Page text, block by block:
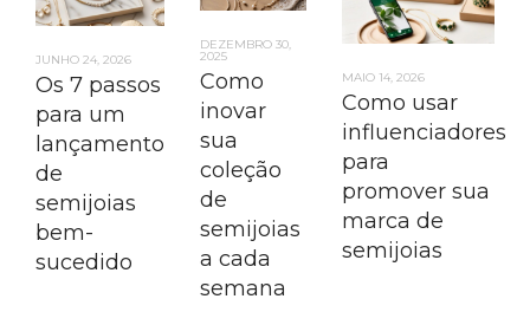
JUNHO 24, 2026
Os 7 passos
para um
lançamento
de
semijoias
bem-
sucedido
DEZEMBRO 30,
2025
Como
inovar
sua
coleção
de
semijoias
a cada
semana
MAIO 14, 2026
Como usar
influenciadores
para
promover sua
marca de
semijoias